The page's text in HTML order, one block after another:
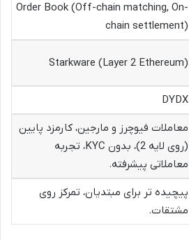
Order Book (Off-chain matching, On-
chain settlement)
Starkware (Layer 2 Ethereum)
DYDX
معاملات فیوچرز و مارجین، کارمزد پایین
(روی لایه 2)، بدون KYC، تجربه
معاملاتی پیشرفته.
پیچیده تر برای مبتدیان، تمرکز روی
مشتقات.